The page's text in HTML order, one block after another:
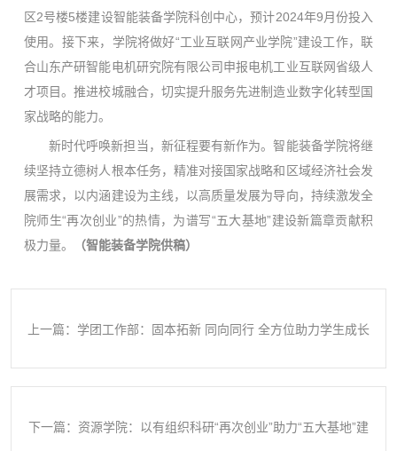
区2号楼5楼建设智能装备学院科创中心，预计2024年9月份投入
使用。接下来，学院将做好“工业互联网产业学院”建设工作，联
合山东产研智能电机研究院有限公司申报电机工业互联网省级人
才项目。推进校城融合，切实提升服务先进制造业数字化转型国
家战略的能力。
新时代呼唤新担当，新征程要有新作为。智能装备学院将继
续坚持立德树人根本任务，精准对接国家战略和区域经济社会发
展需求，以内涵建设为主线，以高质量发展为导向，持续激发全
院师生“再次创业”的热情，为谱写“五大基地”建设新篇章贡献积
极力量。
（智能装备学院供稿）
上一篇：学团工作部：固本拓新 同向同行 全方位助力学生成长
下一篇：资源学院：以有组织科研“再次创业”助力“五大基地”建